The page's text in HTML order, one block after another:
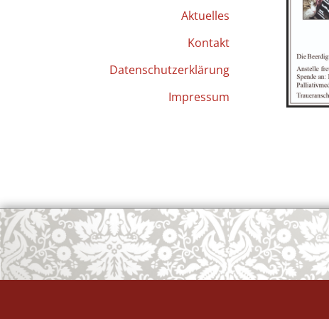
Aktuelles
Kontakt
Datenschutzerklärung
Impressum